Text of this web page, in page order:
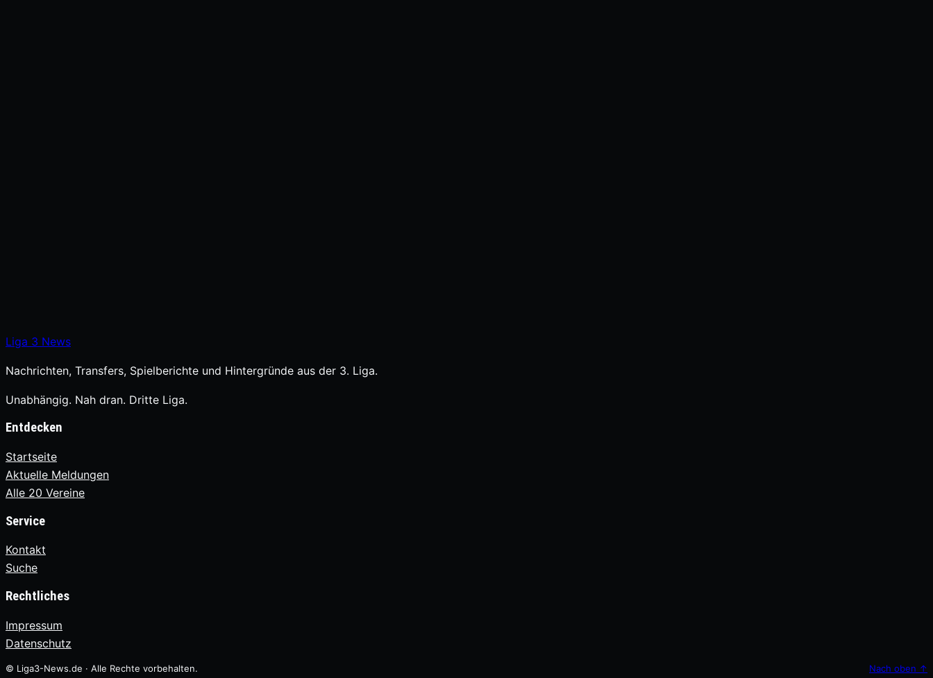
Liga 3 News
Nachrichten, Transfers, Spielberichte und Hintergründe aus der 3. Liga.
Unabhängig. Nah dran. Dritte Liga.
Entdecken
Startseite
Aktuelle Meldungen
Alle 20 Vereine
Service
Kontakt
Suche
Rechtliches
Impressum
Datenschutz
© Liga3-News.de · Alle Rechte vorbehalten. Nach oben ↑